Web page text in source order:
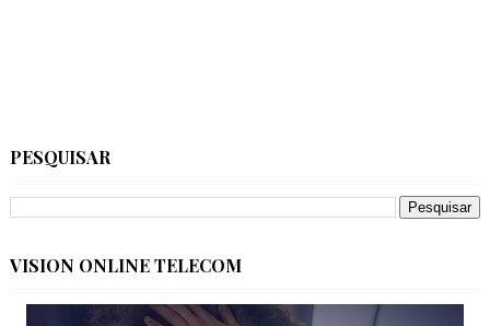
PESQUISAR
VISION ONLINE TELECOM